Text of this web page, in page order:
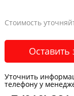
Стоимость
Оставить
Уточнить
телефону у